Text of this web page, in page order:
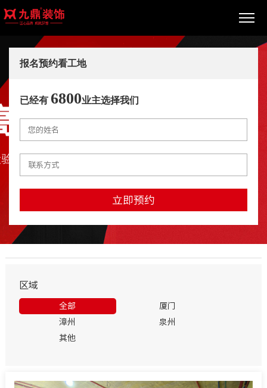
报名预约看工地
已经有 6800业主选择我们
立即预约
区域
全部
厦门
漳州
泉州
其他